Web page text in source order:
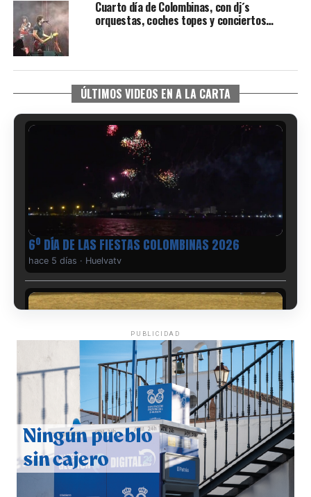
Cuarto día de Colombinas, con dj´s
orquestas, coches topes y conciertos…
ÚLTIMOS VIDEOS EN A LA CARTA
6º DÍA DE LAS FIESTAS COLOMBINAS 2026
hace 5 días · Huelvatv
QUINTA CORRIDA DE LAS FIESTAS COLOMBINAS
2026
hace 6 días·Huelvatv
PUBLICIDAD